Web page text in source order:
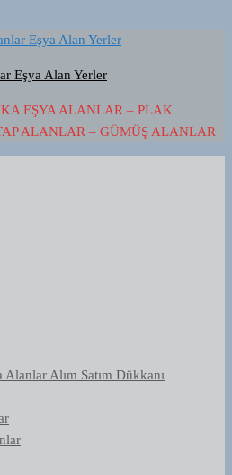
Eşya Alan Yerler
EŞYA ALANLAR – PLAK
ALANLAR – GÜMÜŞ ALANLAR
Alım Satım Dükkanı